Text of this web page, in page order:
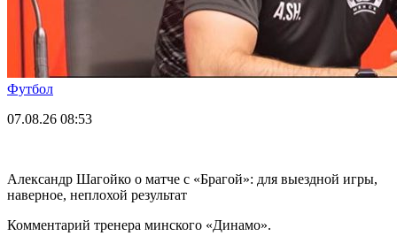
Футбол
07.08.26 08:53
Александр Шагойко о матче с «Брагой»: для выездной игры,
наверное, неплохой результат
Комментарий тренера минского «Динамо».